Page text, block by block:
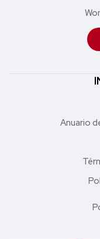
Anuario